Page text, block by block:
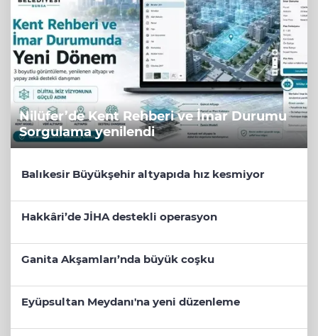
Nilüfer’de Kent Rehberi ve İmar Durumu
Sorgulama yenilendi
Balıkesir Büyükşehir altyapıda hız kesmiyor
Hakkâri’de JİHA destekli operasyon
Ganita Akşamları’nda büyük coşku
Eyüpsultan Meydanı'na yeni düzenleme